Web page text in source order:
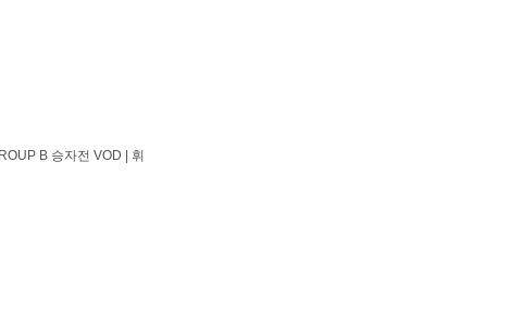
B 승자전 VOD | 휘